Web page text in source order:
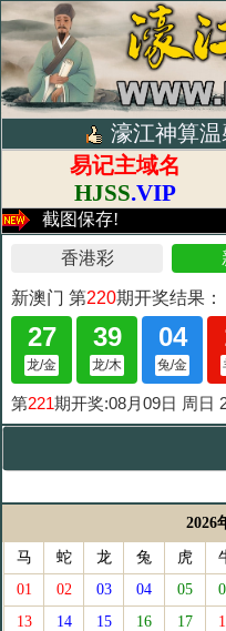
濠江神算
易记主域名
HJSS.VIP
截图保存!
2026
马 蛇 龙 兔 虎
01
02 03 04 05
13
14 15 16 17